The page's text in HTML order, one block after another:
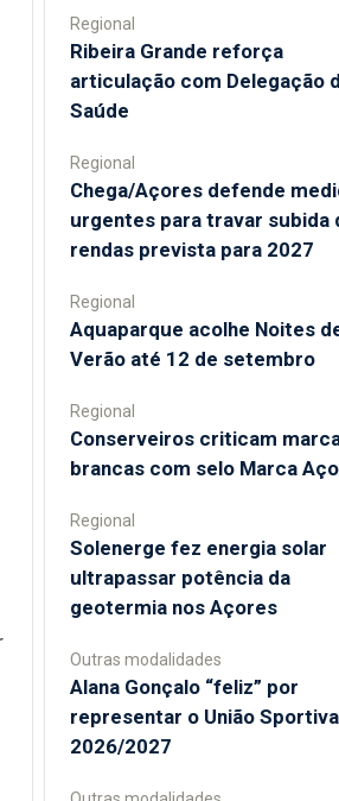
Regional
Ribeira Grande reforça
articulação com Delegação
Saúde
Regional
Chega/Açores defende
urgentes para travar subida
rendas prevista para 2027
Regional
Aquaparque acolhe Noites
Verão até 12 de setembro
Regional
Conserveiros criticam
brancas com selo Marca
Regional
Solenerge fez energia solar
ultrapassar potência da
geotermia nos Açores
Outras modalidades
Alana Gonçalo “feliz” por
representar o União
2026/2027